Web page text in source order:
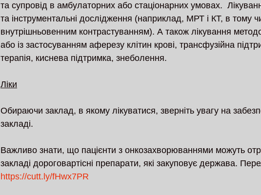
та супровід в амбулаторних або стаціонарних умовах.
та інструментальні дослідження (наприклад, МРТ і КТ, в тому
внутрішньовенним контрастуванням). А також лікування
або із застосуванням аферезу клітин крові, трансфузійна
терапія, киснева підтримка, знеболення.
Ліки
Обираючи заклад, в якому лікуватися, зверніть увагу на
закладі.
Важливо знати, що пацієнти з онкозахворюваннями можуть
закладі дороговартісні препарати, які закуповує держава.
https://cutt.ly/fHwx7PR